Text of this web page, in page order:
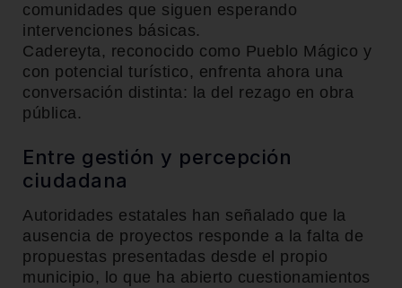
comunidades que siguen esperando
intervenciones básicas.
Cadereyta, reconocido como Pueblo Mágico y
con potencial turístico, enfrenta ahora una
conversación distinta: la del rezago en obra
pública.
Entre gestión y percepción
ciudadana
Autoridades estatales han señalado que la
ausencia de proyectos responde a la falta de
propuestas presentadas desde el propio
municipio, lo que ha abierto cuestionamientos